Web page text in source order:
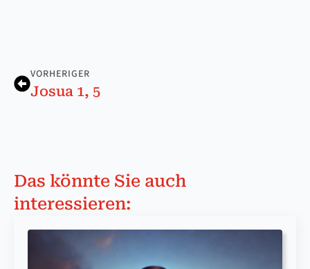
VORHERIGER
Josua 1, 5
Das könnte Sie auch
interessieren: